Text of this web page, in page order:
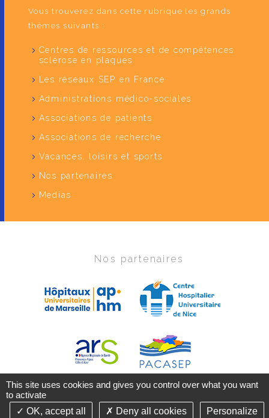
Vous trouverez dans cette rubrique les grands
thèmes suivants :
Centres de ressources et de compétences
sclérose en plaques
Les réseaux SEP en France
Administrations médico-sociales
Associations de patients
Associations de recherche
Vacances, loisirs et sports
Nos partenaires
Medias
Nos partenaires
This site uses cookies and gives you control over what you want
to activate
OK, accept all
Deny all cookies Personalize